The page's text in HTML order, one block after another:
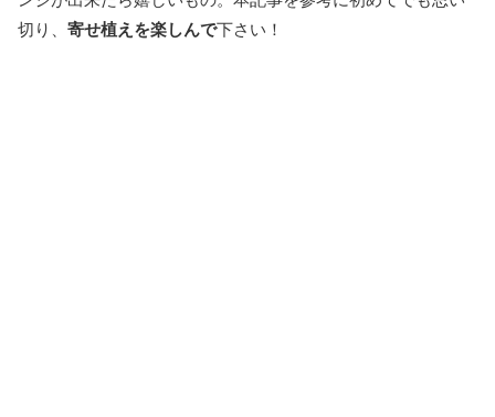
切り、 寄せ植えを楽しんで下さい！